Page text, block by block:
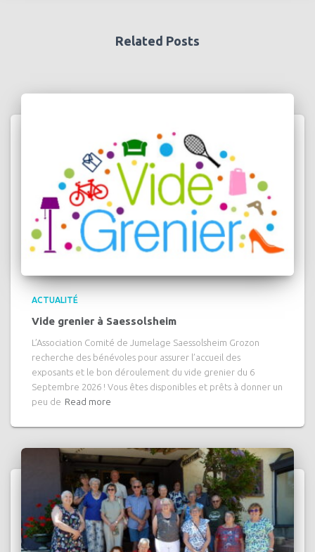
Related Posts
ACTUALITÉ
Vide grenier à Saessolsheim
L’Association Comité de Jumelage Saessolsheim Grozon
recherche des bénévoles pour assurer l’accueil des
exposants et le bon déroulement du vide grenier du 6
Septembre 2026 ! Vous êtes disponibles et prêts à donner un
peu de Read more